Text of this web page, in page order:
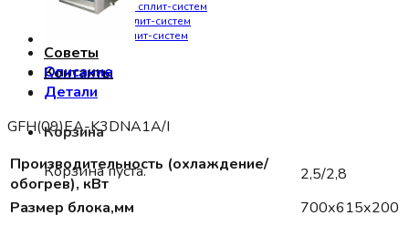
Установка сплит-систем
Ремонт сплит-систем
Чистка сплит-систем
Советы
Контакты
Корзина
Корзина пуста.
Описание
Детали
GFH(09)EA-K3DNA1A/I
Производительность (охлаждение/
обогрев), кВт
2,5/2,8
Размер блока,мм
700х615х200